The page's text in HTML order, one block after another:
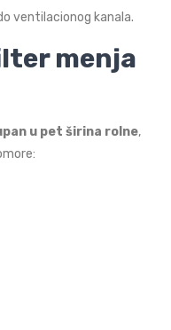
ventilacionog kanala.
menja
u pet širina rolne,